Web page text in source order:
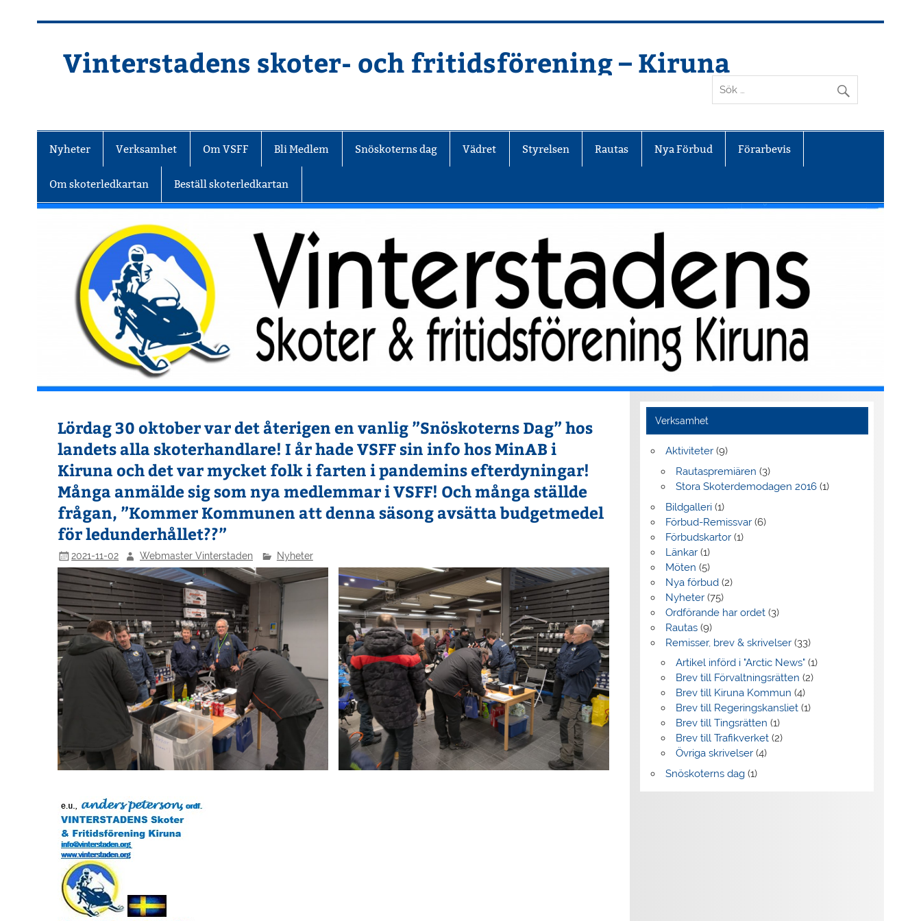
Vinterstadens skoter- och fritidsförening – Kiruna
Nyheter Verksamhet Om VSFF Bli Medlem Snöskoterns dag Vädret Styrelsen Rautas Nya Förbud Förarbevis
Om skoterledkartan Beställ skoterledkartan
Lördag 30 oktober var det återigen en vanlig ”Snöskoterns Dag” hos
landets alla skoterhandlare! I år hade VSFF sin info hos MinAB i
Kiruna och det var mycket folk i farten i pandemins efterdyningar!
Många anmälde sig som nya medlemmar i VSFF! Och många ställde
frågan, ”Kommer Kommunen att denna säsong avsätta budgetmedel
för ledunderhållet??”
2021-11-02 Webmaster Vinterstaden Nyheter
Verksamhet
Aktiviteter(9)
Rautaspremiären (3)
Stora Skoterdemodagen 2016 (1)
Bildgalleri(1)
Förbud-Remissvar(6)
Förbudskartor(1)
Länkar(1)
Möten (5)
Nya förbud(2)
Nyheter(75)
Ordförande har ordet(3)
Rautas(9)
Remisser, brev & skrivelser(33)
Artikel införd i "Arctic News" (1)
Brev till Förvaltningsrätten (2)
Brev till Kiruna Kommun (4)
Brev till Regeringskansliet (1)
Brev till Tingsrätten (1)
Brev till Trafikverket (2)
Övriga skrivelser (4)
Snöskoterns dag(1)